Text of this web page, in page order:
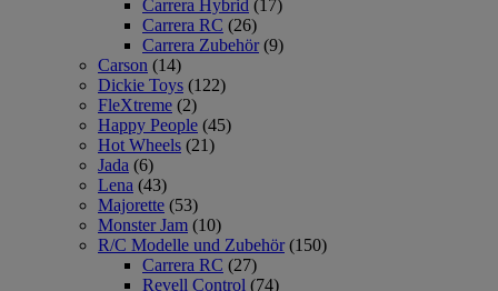
Carrera Hybrid (17)
Carrera RC (26)
Carrera Zubehör (9)
Carson (14)
Dickie Toys (122)
FleXtreme (2)
Happy People (45)
Hot Wheels (21)
Jada (6)
Lena (43)
Majorette (53)
Monster Jam (10)
R/C Modelle und Zubehör (150)
Carrera RC (27)
Revell Control (74)